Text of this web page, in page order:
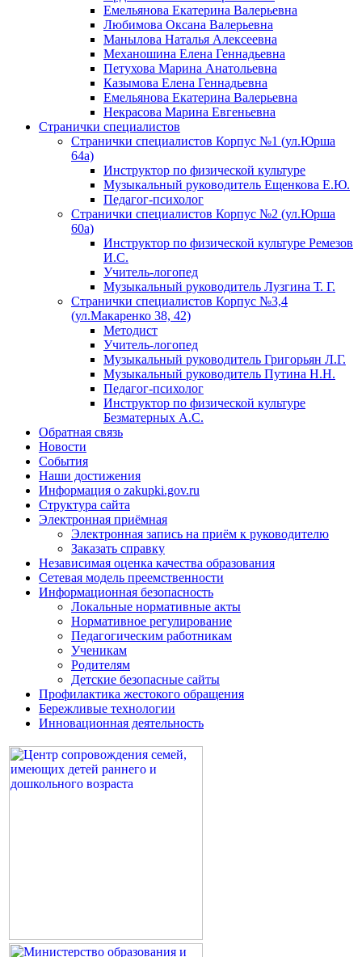
Емельянова Екатерина Валерьевна
Любимова Оксана Валерьевна
Манылова Наталья Алексеевна
Механошина Елена Геннадьевна
Петухова Марина Анатольевна
Казымова Елена Геннадьевна
Емельянова Екатерина Валерьевна
Некрасова Марина Евгеньевна
Странички специалистов
Странички специалистов Корпус №1 (ул.Юрша
64а)
Инструктор по физической культуре
Музыкальный руководитель Ещенкова Е.Ю.
Педагог-психолог
Странички специалистов Корпус №2 (ул.Юрша
60а)
Инструктор по физической культуре Ремезов
И.С.
Учитель-логопед
Музыкальный руководитель Лузгина Т. Г.
Странички специалистов Корпус №3,4
(ул.Макаренко 38, 42)
Методист
Учитель-логопед
Музыкальный руководитель Григорьян Л.Г.
Музыкальный руководитель Путина Н.Н.
Педагог-психолог
Инструктор по физической культуре
Безматерных А.С.
Обратная связь
Новости
События
Наши достижения
Информация о zakupki.gov.ru
Структура сайта
Электронная приёмная
Электронная запись на приём к руководителю
Заказать справку
Независимая оценка качества образования
Сетевая модель преемственности
Информационная безопасность
Локальные нормативные акты
Нормативное регулирование
Педагогическим работникам
Ученикам
Родителям
Детские безопасные сайты
Профилактика жестокого обращения
Бережливые технологии
Инновационная деятельность